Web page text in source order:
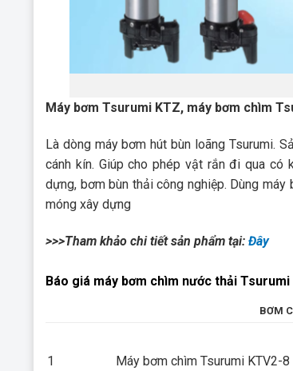
Máy bơm Tsurumi KTZ, máy bơm chìm
Là dòng máy bơm hút bùn loãng Tsurumi.
cánh kín. Giúp cho phép vật rắn đi qua có
dựng, bơm bùn thải công nghiệp. Dùng
móng xây dựng
>>>Tham khảo chi tiết sản phẩm tại: Đây
Báo giá máy bơm chìm nước thải Tsurumi
BƠM
1 Máy bơm chìm Tsurumi KTV2-8